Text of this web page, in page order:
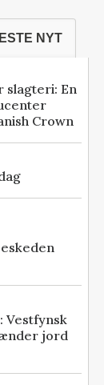
NYT
slagteri: En
Crown
Vestfynsk
jord